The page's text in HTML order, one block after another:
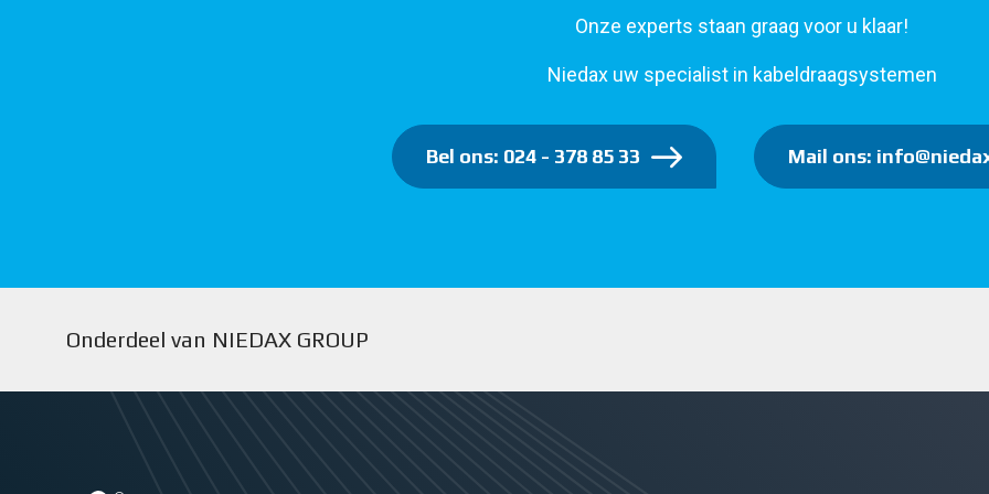
Onze experts staan graag voor u klaar!
Niedax uw specialist in kabeldraagsystemen
Bel ons: 024 - 378 85 33 Mail ons:
Onderdeel van NIEDAX GROUP